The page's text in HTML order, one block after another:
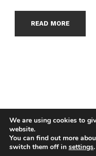
READ MORE
COPYRIGHT
IMPRINT|TERMS
We are using cookies to
website.
You can find out more
switch them off in settings.